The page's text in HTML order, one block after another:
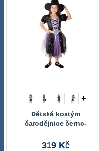
+
Dětská kostým
čarodějnice černo-
319 Kč